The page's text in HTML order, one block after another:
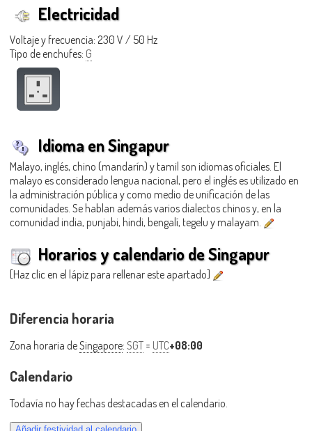
Electricidad
Voltaje y frecuencia: 230 V / 50 Hz
Tipo de enchufes: G
Idioma en Singapur
Malayo, inglés, chino (mandarín) y tamil son idiomas oficiales. El
malayo es considerado lengua nacional, pero el inglés es utilizado en
la administración pública y como medio de unificación de las
comunidades. Se hablan además varios dialectos chinos y, en la
comunidad india, punjabi, hindi, bengalí, tegelu y malayam.
Horarios y calendario de Singapur
[Haz clic en el lápiz para rellenar este apartado]
Diferencia horaria
Zona horaria deSingapore: SGT = UTC+08:00
Calendario
Todavía no hay fechas destacadas en el calendario.